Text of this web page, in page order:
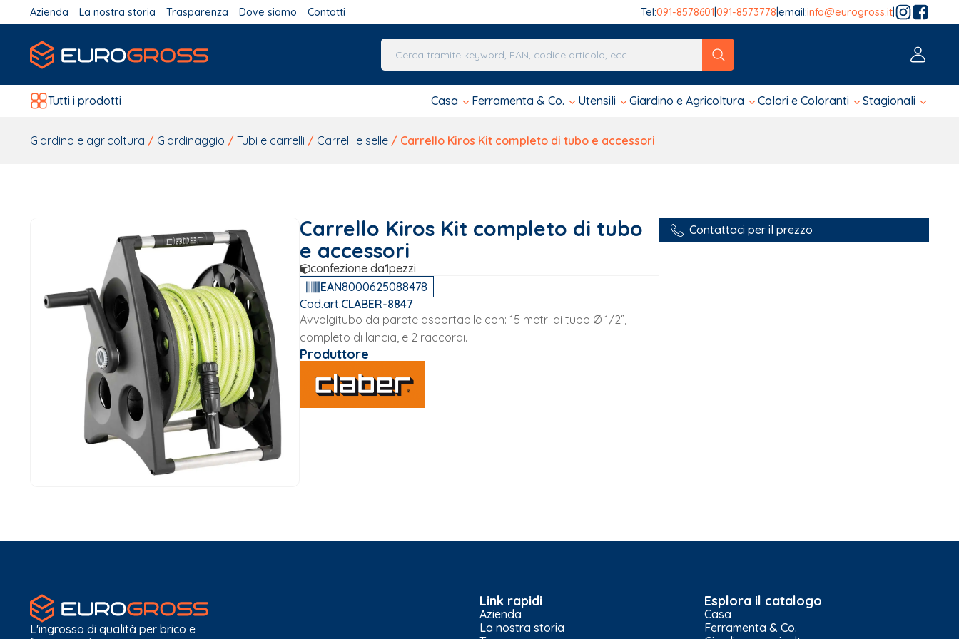
Azienda La nostra storia Trasparenza Dove siamo Contatti Tel:091-8578601 091-8573778 email:info@eurogross.it
Tutti i prodotti
Casa Ferramenta & Co. Utensili Giardino e Agricoltura Colori e Coloranti Stagionali
Giardino e agricoltura / Giardinaggio / Tubi e carrelli / Carrelli e selle / Carrello Kiros Kit completo di tubo e accessori
Carrello Kiros Kit completo di tubo
e accessori
confezione da1pezzi
EAN8000625088478
Cod.art.CLABER-8847
Avvolgitubo da parete asportabile con: 15 metri di tubo Ø 1/2”,
completo di lancia, e 2 raccordi.
Produttore
Contattaci per il prezzo
L'ingrosso di qualità per brico e
Link rapidi
Azienda
La nostra storia
Esplora il catalogo
Casa
Ferramenta & Co.